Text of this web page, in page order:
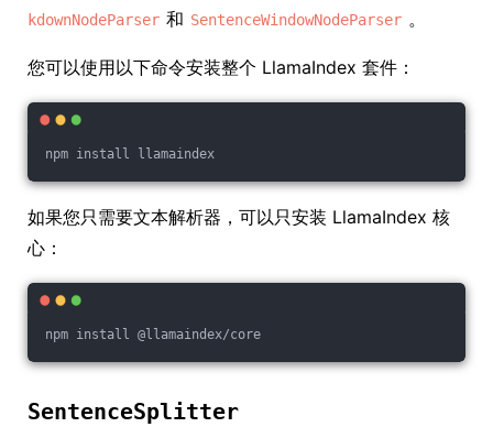
kdownNodeParser 和 SentenceWindowNodeParser 。
您可以使用以下命令安装整个 LlamaIndex 套件：
npm install llamaindex
如果您只需要文本解析器，可以只安装 LlamaIndex 核
心：
npm install @llamaindex/core
SentenceSplitter